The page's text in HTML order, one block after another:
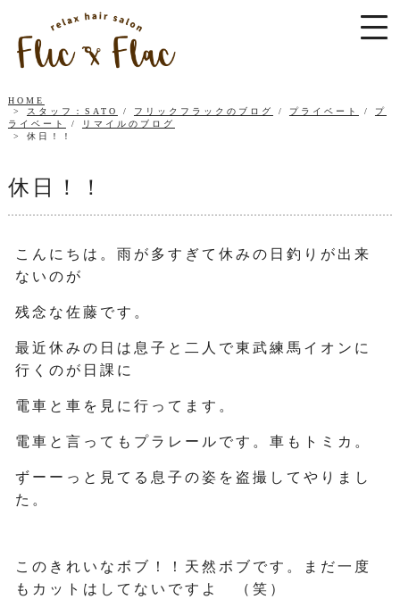
HOME
スタッフ：SATO
/ フリックフラックのブログ / プライベート / プ
ライベート
/
リマイルのブログ
休日！！
休日！！
こんにちは。雨が多すぎて休みの日釣りが出来
ないのが
残念な佐藤です。
最近休みの日は息子と二人で東武練馬イオンに
行くのが日課に
電車と車を見に行ってます。
電車と言ってもプラレールです。車もトミカ。
ずーーっと見てる息子の姿を盗撮してやりまし
た。
このきれいなボブ！！天然ボブです。まだ一度
もカットはしてないですよ （笑）